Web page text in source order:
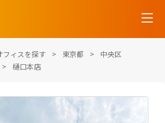
フィスを探す 東京都
中央区
樋口本店